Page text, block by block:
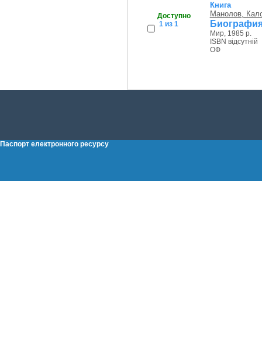
Доступно
1 из 1
Книга
Манолов,
Мир, 1985 р.
ISBN відсутній
ОФ
Паспорт електронного ресурсу